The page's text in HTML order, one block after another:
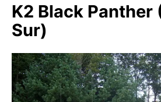
K2 Black Panther
Sur)